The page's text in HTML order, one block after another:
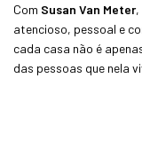
Com Susan Van Meter,
atencioso, pessoal e
cada casa não é
das pessoas que nela